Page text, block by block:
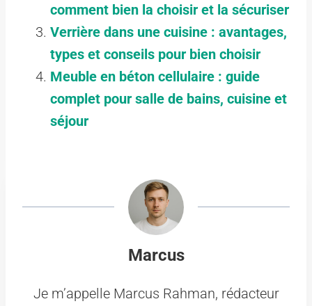
comment bien la choisir et la sécuriser
Verrière dans une cuisine : avantages,
types et conseils pour bien choisir
Meuble en béton cellulaire : guide
complet pour salle de bains, cuisine et
séjour
Marcus
Je m’appelle Marcus Rahman, rédacteur